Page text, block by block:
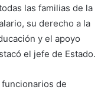
las familias de la
su derecho a la
y el apoyo
el jefe de Estado.
de